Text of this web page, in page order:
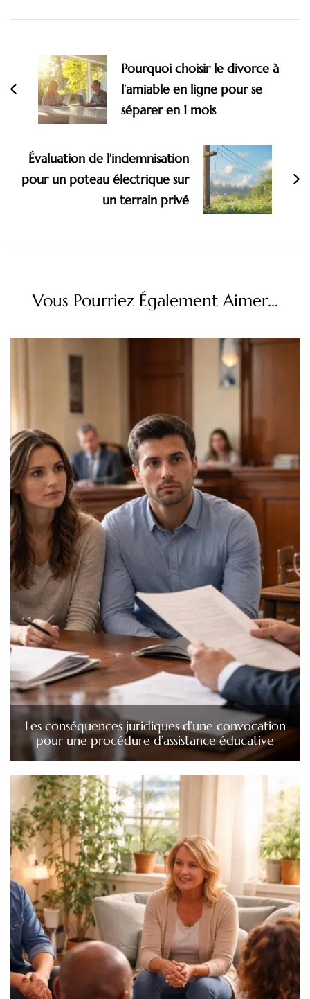
d'article
Pourquoi choisir le divorce à
l’amiable en ligne pour se
séparer en 1 mois
Évaluation de l’indemnisation
pour un poteau électrique sur
un terrain privé
Vous Pourriez Également Aimer...
Les conséquences juridiques d’une convocation
pour une procédure d’assistance éducative